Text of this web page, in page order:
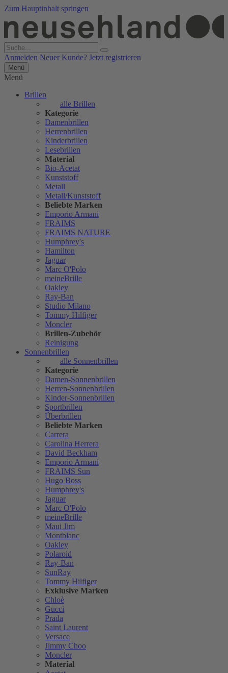
Zum Hauptinhalt springen
Anmelden Neuer Kunde? Jetzt registrieren
Menü
Menü
Brillen
alle Brillen
Kategorie
Damenbrillen
Herrenbrillen
Kinderbrillen
Lesebrillen
Material
Bio-Acetat
Kunststoff
Metall
Metall/Kunststoff
Beliebte Marken
Emporio Armani
FRAIMS
FRAIMS NATURE
Humphrey's
Hamilton
Jaguar
Marc O'Polo
meineBrille
Oakley
Ray-Ban
Studio Milano
Tommy Hilfiger
Moncler
Brillen-Zubehör
Reinigung
Sonnenbrillen
alle Sonnenbrillen
Kategorie
Damen-Sonnenbrillen
Herren-Sonnenbrillen
Kinder-Sonnenbrillen
Sportbrillen
Überbrillen
Beliebte Marken
Carrera
Carolina Herrera
David Beckham
Emporio Armani
FRAIMS Sun
Hugo Boss
Humphrey's
Jaguar
Marc O'Polo
meineBrille
Maui Jim
Montblanc
Oakley
Polaroid
Ray-Ban
SunRay
Tommy Hilfiger
Exklusive Marken
Chloè
Gucci
Prada
Saint Laurent
Versace
Jimmy Choo
Moncler
Material